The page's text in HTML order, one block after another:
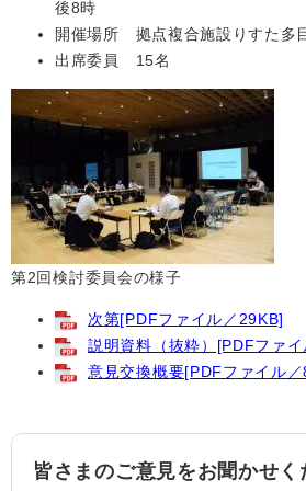
後8時
開催場所 拠点複合施設りすた多
出席委員 15名
第2回検討委員会の様子
次第[PDFファイル／29KB]
説明資料（抜粋）[PDFファ
意見交換概要[PDFファイル
皆さまのご意見をお聞かせく